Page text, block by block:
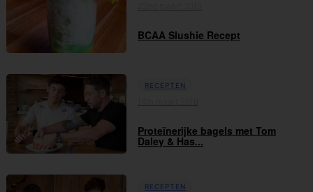
BCAA Slushie Recept
RECEPTEN
Proteïnerijke bagels met Tom
Daley & Has...
RECEPTEN